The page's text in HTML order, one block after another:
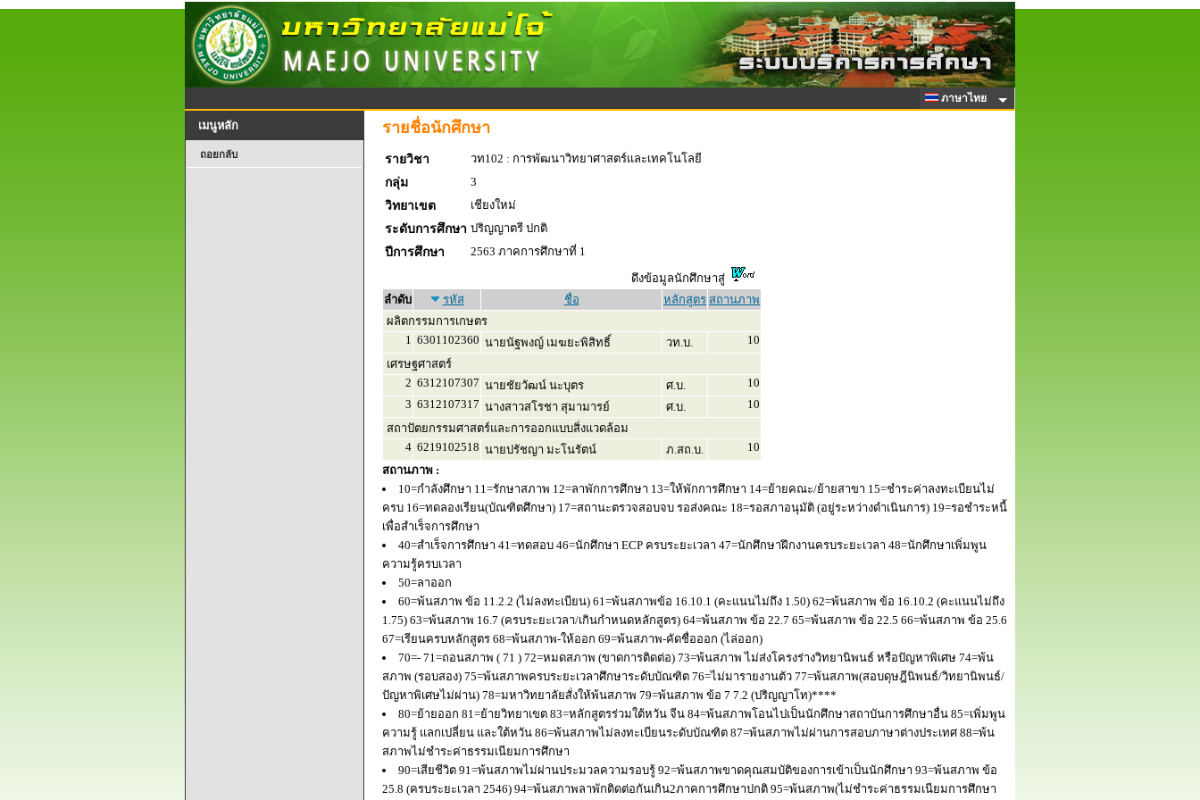
ภาษาไทย
เมนูหลัก
ถอยกลับ
รายชื่อนักศึกษา
รายวิชา
วท102 : การพัฒนาวิทยาศาสตร์และเทคโนโลยี
กลุ่ม
3
วิทยาเขต
เชียงใหม่
ระดับการศึกษา ปริญญาตรี ปกติ
ปีการศึกษา
2563 ภาคการศึกษาที่ 1
ดึงข้อมูลนักศึกษาสู่
ลำดับ
รหัส ชื่อ หลักสูตร สถานภาพ
ผลิตกรรมการเกษตร
1 6301102360 นายนัฐพงญ์ เมฆยะพิสิทธิ์ วท.บ.
10
เศรษฐศาสตร์
2 6312107307 นายชัยวัฒน์ นะบุตร ศ.บ.
10
3 6312107317 นางสาวสโรชา สุมามารย์ ศ.บ.
10
สถาปัตยกรรมศาสตร์และการออกแบบสิ่งแวดล้อม
4 6219102518 นายปรัชญา มะโนรัตน์ ภ.สถ.บ.
10
สถานภาพ :
10=กำลังศึกษา 11=รักษาสภาพ 12=ลาพักการศึกษา 13=ให้พักการศึกษา 14=ย้ายคณะ/ย้ายสาขา 15=ชำระค่าลงทะเบียนไม่
ครบ 16=ทดลองเรียน(บัณฑิตศึกษา) 17=สถานะตรวจสอบจบ รอส่งคณะ 18=รอสภาอนุมัติ (อยู่ระหว่างดำเนินการ) 19=รอชำระหนี้
เพื่อสำเร็จการศึกษา
40=สำเร็จการศึกษา 41=ทดสอบ 46=นักศึกษา ECP ครบระยะเวลา 47=นักศึกษาฝึกงานครบระยะเวลา 48=นักศึกษาเพิ่มพูน
ความรู้ครบเวลา
50=ลาออก
60=พ้นสภาพ ข้อ 11.2.2 (ไม่ลงทะเบียน) 61=พ้นสภาพข้อ 16.10.1 (คะแนนไม่ถึง 1.50) 62=พ้นสภาพ ข้อ 16.10.2 (คะแนนไม่ถึง
1.75) 63=พ้นสภาพ 16.7 (ครบระยะเวลา/เกินกำหนดหลักสูตร) 64=พ้นสภาพ ข้อ 22.7 65=พ้นสภาพ ข้อ 22.5 66=พ้นสภาพ ข้อ 25.6
67=เรียนครบหลักสูตร 68=พ้นสภาพ-ให้ออก 69=พ้นสภาพ-คัดชื่อออก (ไล่ออก)
70=- 71=ถอนสภาพ ( 71 ) 72=หมดสภาพ (ขาดการติดต่อ) 73=พ้นสภาพ ไม่ส่งโครงร่างวิทยานิพนธ์ หรือปัญหาพิเศษ 74=พ้น
สภาพ (รอบสอง) 75=พ้นสภาพครบระยะเวลาศึกษาระดับบัณฑิต 76=ไม่มารายงานตัว 77=พ้นสภาพ(สอบดุษฎีนิพนธ์/วิทยานิพนธ์/
ปัญหาพิเศษไม่ผ่าน) 78=มหาวิทยาลัยสั่งให้พ้นสภาพ 79=พ้นสภาพ ข้อ 7 7.2 (ปริญญาโท)****
80=ย้ายออก 81=ย้ายวิทยาเขต 83=หลักสูตรร่วมใต้หวัน จีน 84=พ้นสภาพโอนไปเป็นนักศึกษาสถาบันการศึกษาอื่น 85=เพิ่มพูน
ความรู้ แลกเปลี่ยน และใต้หวัน 86=พ้นสภาพไม่ลงทะเบียนระดับบัณฑิต 87=พ้นสภาพไม่ผ่านการสอบภาษาต่างประเทศ 88=พ้น
สภาพไม่ชำระค่าธรรมเนียมการศึกษา
90=เสียชีวิต 91=พ้นสภาพไม่ผ่านประมวลความรอบรู้ 92=พ้นสภาพขาดคุณสมบัติของการเข้าเป็นนักศึกษา 93=พ้นสภาพ ข้อ
25.8 (ครบระยะเวลา 2546) 94=พ้นสภาพลาพักติดต่อกันเกิน2ภาคการศึกษาปกติ 95=พ้นสภาพ(ไม่ชำระค่าธรรมเนียมการศึกษา